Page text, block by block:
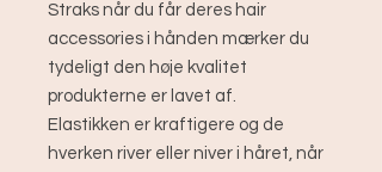
Straks når du får deres hair
accessories i hånden mærker du
tydeligt den høje kvalitet
produkterne er lavet af.
Elastikken er kraftigere og de
hverken river eller niver i håret, når